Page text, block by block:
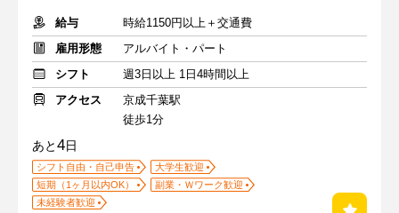
給与
時給1150円以上＋交通費
雇用形態
アルバイト・パート
シフト
週3日以上 1日4時間以上
アクセス
京成千葉駅
徒歩1分
あと4日
シフト自由・自己申告
大学生歓迎
短期（1ヶ月以内OK）
副業・Ｗワーク歓迎
未経験者歓迎